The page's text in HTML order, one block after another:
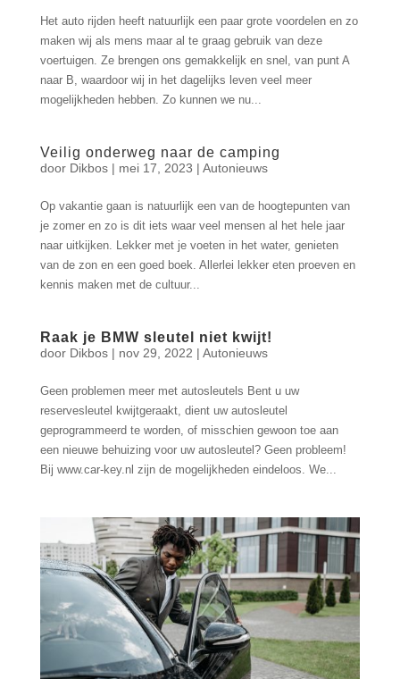
Het auto rijden heeft natuurlijk een paar grote voordelen en zo
maken wij als mens maar al te graag gebruik van deze
voertuigen. Ze brengen ons gemakkelijk en snel, van punt A
naar B, waardoor wij in het dagelijks leven veel meer
mogelijkheden hebben. Zo kunnen we nu...
Veilig onderweg naar de camping
door Dikbos| mei 17, 2023 | Autonieuws
Op vakantie gaan is natuurlijk een van de hoogtepunten van
je zomer en zo is dit iets waar veel mensen al het hele jaar
naar uitkijken. Lekker met je voeten in het water, genieten
van de zon en een goed boek. Allerlei lekker eten proeven en
kennis maken met de cultuur...
Raak je BMW sleutel niet kwijt!
door Dikbos| nov 29, 2022 | Autonieuws
Geen problemen meer met autosleutels Bent u uw
reservesleutel kwijtgeraakt, dient uw autosleutel
geprogrammeerd te worden, of misschien gewoon toe aan
een nieuwe behuizing voor uw autosleutel? Geen probleem!
Bij www.car-key.nl zijn de mogelijkheden eindeloos. We...